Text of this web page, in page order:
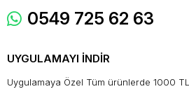
0549 725 62 63
UYGULAMAYI İNDİR
Uygulamaya Özel Tüm ürünlerde 1000 TL